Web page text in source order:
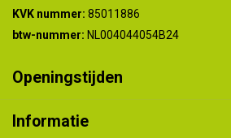
KVK nummer: 85011886
btw-nummer: NL004044054B24
Openingstijden
Informatie